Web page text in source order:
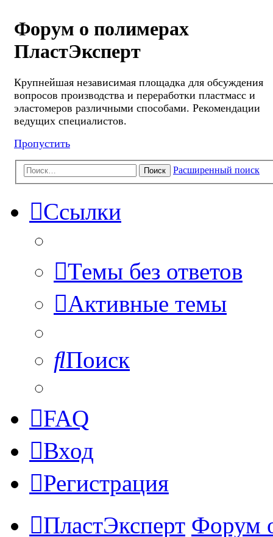
Форум о полимерах
ПластЭксперт
Крупнейшая независимая площадка для обсуждения
вопросов производства и переработки пластмасс и
эластомеров различными способами. Рекомендации
ведущих специалистов.
Пропустить
Поиск Расширенный поиск
Ссылки
Темы без ответов
Активные темы
Поиск
FAQ
Вход
Регистрация
ПластЭксперт Форум